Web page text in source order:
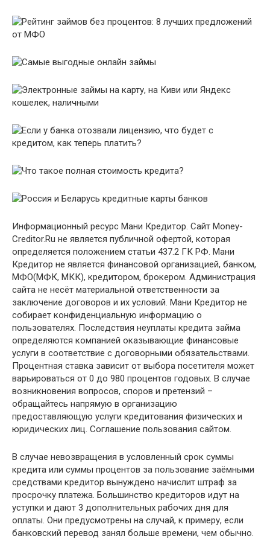
Информационный ресурс Мани Кредитор. Сайт Money-
Creditor.Ru не является публичной офертой, которая
определяется положением статьи 437.2 ГК РФ. Мани
Кредитор не является финансовой организацией, банком,
МФО(МФК, МКК), кредитором, брокером. Администрация
сайта не несёт материальной ответственности за
заключение договоров и их условий. Мани Кредитор не
собирает конфиденциальную информацию о
пользователях. Последствия неуплаты кредита займа
определяются компанией оказывающие финансовые
услуги в соответствие с договорными обязательствами.
Процентная ставка зависит от выбора посетителя может
варьироваться от 0 до 980 процентов годовых. В случае
возникновения вопросов, споров и претензий –
обращайтесь напрямую в организацию
предоставляющую услуги кредитования физических и
юридических лиц. Соглашение пользования сайтом.
В случае невозвращения в условленный срок суммы
кредита или суммы процентов за пользование заёмными
средствами кредитор вынуждено начислит штраф за
просрочку платежа. Большинство кредиторов идут на
уступки и дают 3 дополнительных рабочих дня для
оплаты. Они предусмотрены на случай, к примеру, если
банковский перевод занял больше времени, чем обычно.